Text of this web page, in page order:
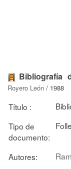
Bibliografía
Royero León / 1988
Título :
Tipo de
documento:
Autores: